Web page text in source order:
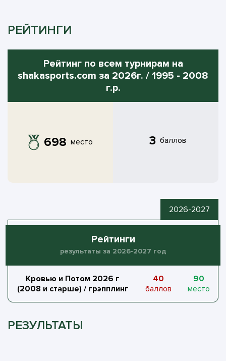
РЕЙТИНГИ
Рейтинг по всем турнирам на
shakasports.com за 2026г. / 1995 - 2008
г.р.
698 место 3 баллов
2026-2027
Рейтинги
результаты за 2026-2027 год
Кровью и Потом 2026 г
(2008 и старше) / грэпплинг
40
баллов
90
место
РЕЗУЛЬТАТЫ